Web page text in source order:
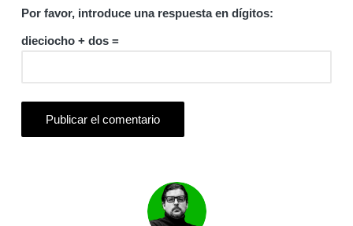
Por favor, introduce una respuesta en dígitos:
dieciocho + dos =